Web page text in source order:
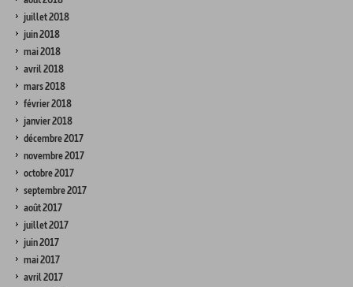
juillet 2018
juin 2018
mai 2018
avril 2018
mars 2018
février 2018
janvier 2018
décembre 2017
novembre 2017
octobre 2017
septembre 2017
août 2017
juillet 2017
juin 2017
mai 2017
avril 2017